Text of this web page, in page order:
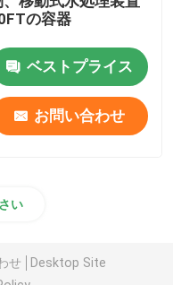
の容器
ベストプライス
お問い合わせ
い
せ
Desktop Site